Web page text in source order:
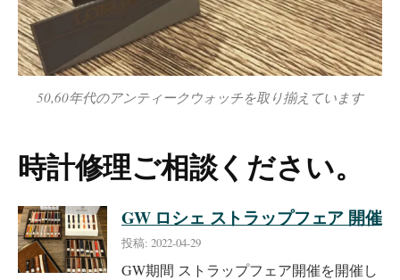
50,60年代のアンティークウォッチを取り揃えています
時計修理ご相談ください。
GW ロシェ ストラップフェア 開催
投稿: 2022-04-29
GW期間 ストラップフェア開催を開催し